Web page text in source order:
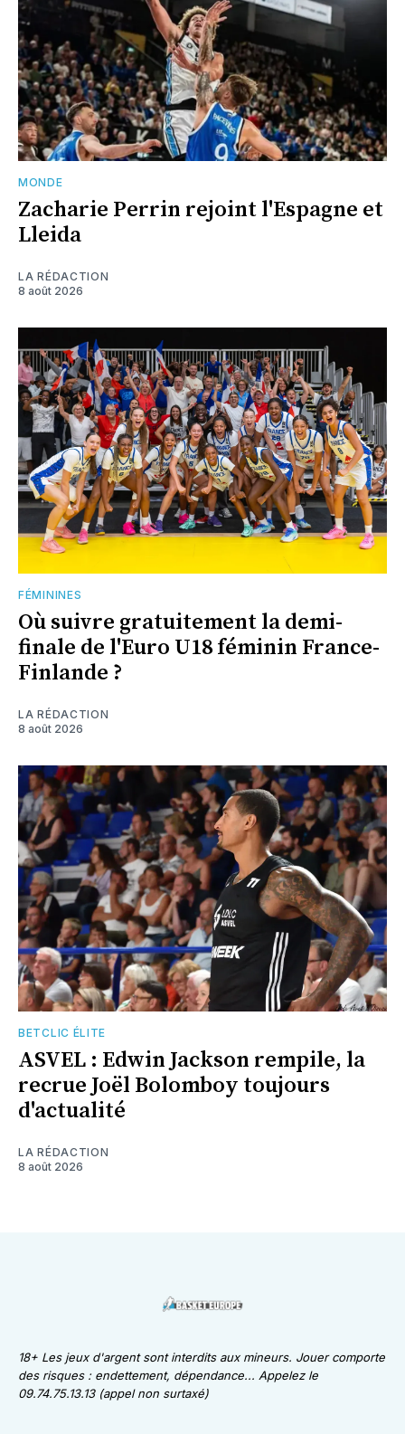
MONDE
Zacharie Perrin rejoint l'Espagne et
Lleida
LA RÉDACTION
8 août 2026
FÉMININES
Où suivre gratuitement la demi-
finale de l'Euro U18 féminin France-
Finlande ?
LA RÉDACTION
8 août 2026
BETCLIC ÉLITE
ASVEL : Edwin Jackson rempile, la
recrue Joël Bolomboy toujours
d'actualité
LA RÉDACTION
8 août 2026
18+ Les jeux d'argent sont interdits aux mineurs. Jouer comporte
des risques : endettement, dépendance... Appelez le
09.74.75.13.13 (appel non surtaxé)